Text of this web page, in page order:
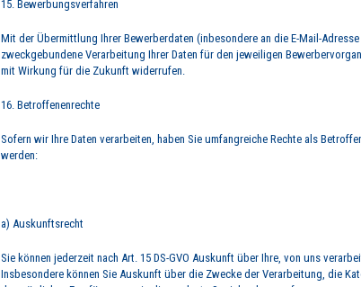
15. Bewerbungsverfahren
Mit der Übermittlung Ihrer Bewerberdaten (inbesondere an die E-Mail-Adresse
zweckgebundene Verarbeitung Ihrer Daten für den jeweiligen
mit Wirkung für die Zukunft widerrufen.
16. Betroffenenrechte
Sofern wir Ihre Daten verarbeiten, haben Sie umfangreiche Rechte als
werden:
a) Auskunftsrecht
Sie können jederzeit nach Art. 15 DS-GVO Auskunft über Ihre, von uns
Insbesondere können Sie Auskunft über die Zwecke der Verarbeitung, die